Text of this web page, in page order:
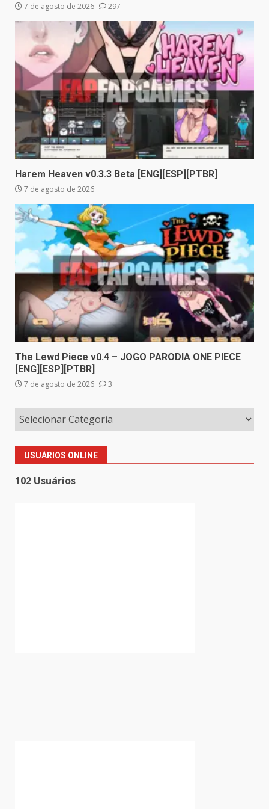
7 de agosto de 2026 297
Harem Heaven v0.3.3 Beta [ENG][ESP][PTBR]
7 de agosto de 2026
The Lewd Piece v0.4 – JOGO PARODIA ONE PIECE
[ENG][ESP][PTBR]
7 de agosto de 2026 3
USUÁRIOS ONLINE
102 Usuários